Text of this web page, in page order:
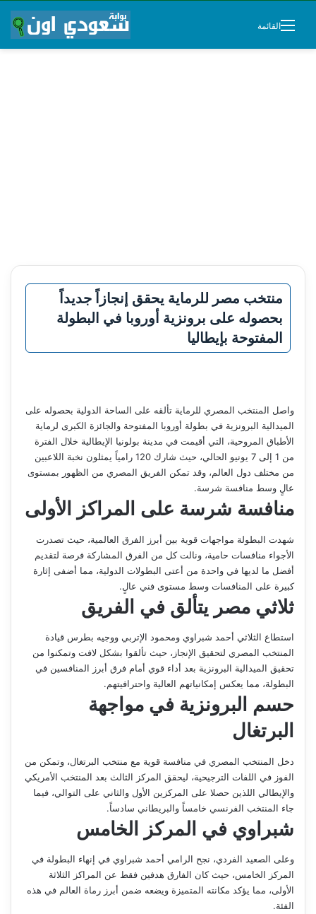
القائمة
منتخب مصر للرماية يحقق إنجازاً جديداً
بحصوله على برونزية أوروبا في البطولة
المفتوحة بإيطاليا
واصل المنتخب المصري للرماية تألقه على الساحة الدولية بحصوله على
الميدالية البرونزية في بطولة أوروبا المفتوحة والجائزة الكبرى لرماية
الأطباق المروحية، التي أقيمت في مدينة بولونيا الإيطالية خلال الفترة
من 1 إلى 7 يونيو الحالي، حيث شارك 120 رامياً يمثلون نخبة اللاعبين
من مختلف دول العالم، وقد تمكن الفريق المصري من الظهور بمستوى
عالٍ وسط منافسة شرسة.
منافسة شرسة على المراكز الأولى
شهدت البطولة مواجهات قوية بين أبرز الفرق العالمية، حيث تصدرت
الأجواء منافسات حامية، ونالت كل من الفرق المشاركة فرصة لتقديم
أفضل ما لديها في واحدة من أعتى البطولات الدولية، مما أضفى إثارة
كبيرة على المنافسات وسط مستوى فني عالٍ.
ثلاثي مصر يتألق في الفريق
استطاع الثلاثي أحمد شبراوي ومحمود الإتربي ووجيه بطرس قيادة
المنتخب المصري لتحقيق الإنجاز، حيث تألقوا بشكل لافت وتمكنوا من
تحقيق الميدالية البرونزية بعد أداء قوي أمام فرق أبرز المنافسين في
البطولة، مما يعكس إمكانياتهم العالية واحترافيتهم.
حسم البرونزية في مواجهة
البرتغال
دخل المنتخب المصري في منافسة قوية مع منتخب البرتغال، وتمكن من
الفوز في اللفات الترجيحية، ليحقق المركز الثالث بعد المنتخب الأمريكي
والإيطالي اللذين حصلا على المركزين الأول والثاني على التوالي، فيما
جاء المنتخب الفرنسي خامساً والبريطاني سادساً.
شبراوي في المركز الخامس
وعلى الصعيد الفردي، نجح الرامي أحمد شبراوي في إنهاء البطولة في
المركز الخامس، حيث كان الفارق هدفين فقط عن المراكز الثلاثة
الأولى، مما يؤكد مكانته المتميزة ويضعه ضمن أبرز رماة العالم في هذه
الفئة.